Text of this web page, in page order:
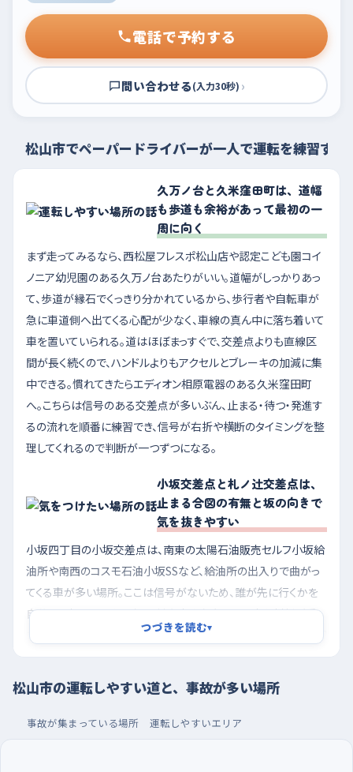
電話で予約する
問い合わせる(入力30秒) ›
松山市でペーパードライバーが一人で運転を練習する
久万ノ台と久米窪田町は、道幅
も歩道も余裕があって最初の一
周に向く
まず走ってみるなら、西松屋フレスポ松山店や認定こども園コイ
ノニア幼児園のある久万ノ台あたりがいい。道幅がしっかりあっ
て、歩道が縁石でくっきり分かれているから、歩行者や自転車が
急に車道側へ出てくる心配が少なく、車線の真ん中に落ち着いて
車を置いていられる。道はほぼまっすぐで、交差点よりも直線区
間が長く続くので、ハンドルよりもアクセルとブレーキの加減に集
中できる。慣れてきたらエディオン相原電器のある久米窪田町
へ。こちらは信号のある交差点が多いぶん、止まる・待つ・発進す
るの流れを順番に練習でき、信号が右折や横断のタイミングを整
理してくれるので判断が一つずつになる。
小坂交差点と札ノ辻交差点は、
止まる合図の有無と坂の向きで
気を抜きやすい
小坂四丁目の小坂交差点は、南東の太陽石油販売セルフ小坂給
油所や南西のコスモ石油小坂SSなど、給油所の出入りで曲がっ
てくる車が多い場所。ここは信号がないため、誰が先に行くかを
自分で見極めることになり、対向車や左右からの車と判断が重
なりやすい。本町三丁目の札ノ辻交差点は、北西に本町三丁目駅
があり路面電車や人の動きが絡むうえ、西へ向かってゆるく下っ
ている。下り坂は思ったより速度が乗るので、青が変わりかけた
ときに止まりきれない気持ちになりやすい。手前で早めに足をブ
レーキへ移し、坂の下り側では特にゆっくり近づくといい。
つづきを読む▾
松山市の運転しやすい道と、事故が多い場所
事故が集まっている場所 運転しやすいエリア